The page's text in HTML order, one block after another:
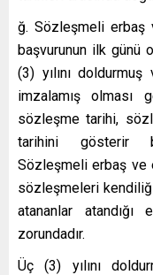
ğ. Sözleşmeli erbaş
başvurunun ilk günü
(3) yılını
imzalamış olması
sözleşme tarihi,
tarihini gösterir
Sözleşmeli erbaş ve
sözleşmeleri
atananlar atandığı
zorundadır.
Üç (3) yılını